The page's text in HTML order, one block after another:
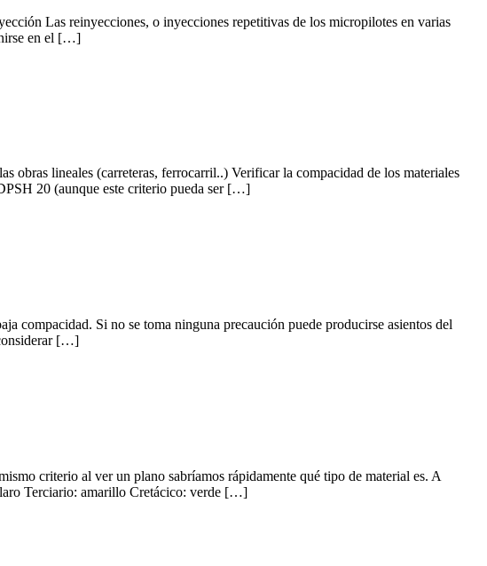
Las reinyecciones, o inyecciones repetitivas de los micropilotes en varias
en el […]
obras lineales (carreteras, ferrocarril..) Verificar la compacidad de los materiales
20 (aunque este criterio pueda ser […]
compacidad. Si no se toma ninguna precaución puede producirse asientos del
[…]
criterio al ver un plano sabríamos rápidamente qué tipo de material es. A
Terciario: amarillo Cretácico: verde […]